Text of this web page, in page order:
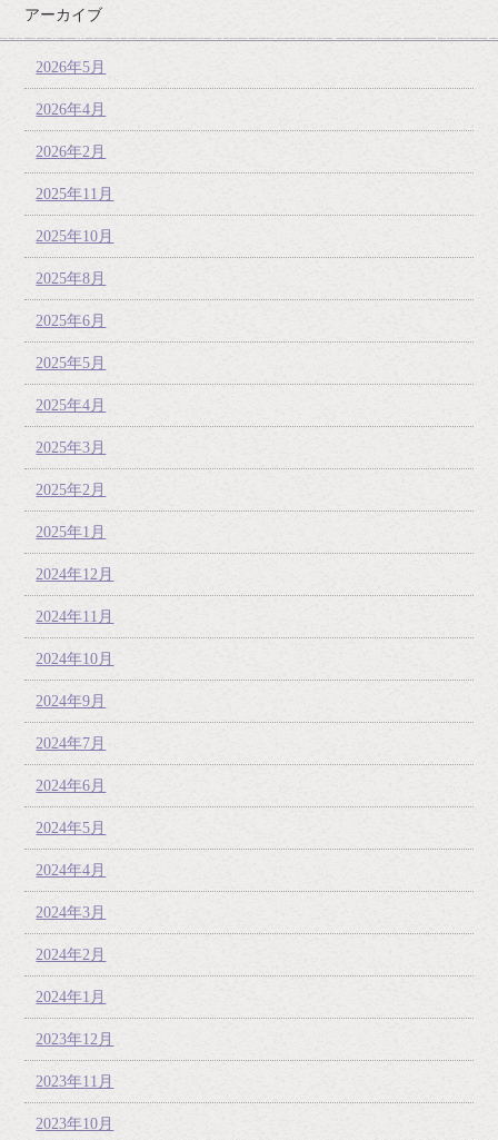
アーカイブ
2026年5月
2026年4月
2026年2月
2025年11月
2025年10月
2025年8月
2025年6月
2025年5月
2025年4月
2025年3月
2025年2月
2025年1月
2024年12月
2024年11月
2024年10月
2024年9月
2024年7月
2024年6月
2024年5月
2024年4月
2024年3月
2024年2月
2024年1月
2023年12月
2023年11月
2023年10月